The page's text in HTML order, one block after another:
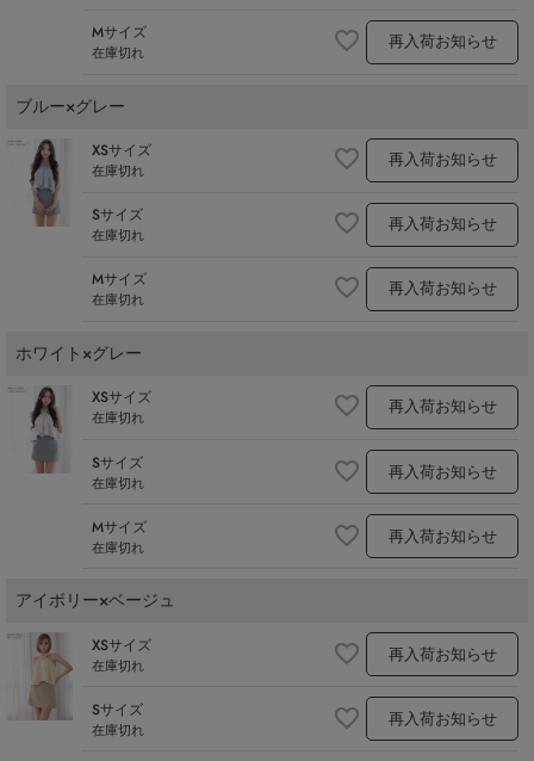
Mサイズ
在庫切れ 再入荷お知らせ
ブルー×グレー
XSサイズ
在庫切れ 再入荷お知らせ
Sサイズ
在庫切れ 再入荷お知らせ
Mサイズ
在庫切れ 再入荷お知らせ
ホワイト×グレー
XSサイズ
在庫切れ 再入荷お知らせ
Sサイズ
在庫切れ 再入荷お知らせ
Mサイズ
在庫切れ 再入荷お知らせ
アイボリー×ベージュ
XSサイズ
在庫切れ 再入荷お知らせ
Sサイズ
在庫切れ 再入荷お知らせ